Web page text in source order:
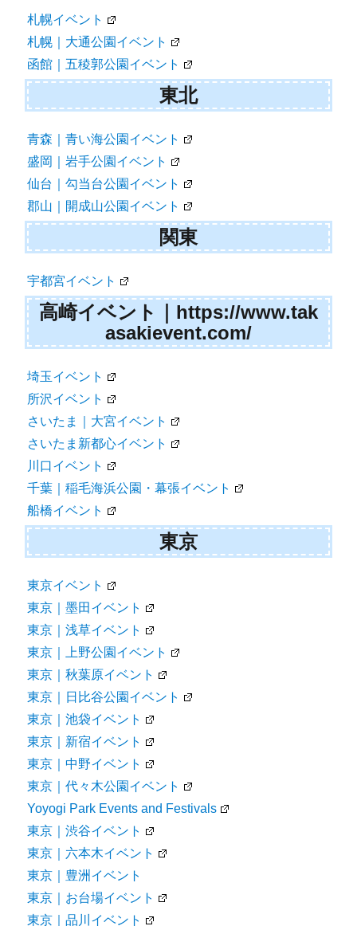
札幌イベント
札幌｜大通公園イベント
函館｜五稜郭公園イベント
東北
青森｜青い海公園イベント
盛岡｜岩手公園イベント
仙台｜勾当台公園イベント
郡山｜開成山公園イベント
関東
宇都宮イベント
高崎イベント｜https://www.tak
asakievent.com/
埼玉イベント
所沢イベント
さいたま｜大宮イベント
さいたま新都心イベント
川口イベント
千葉｜稲毛海浜公園・幕張イベント
船橋イベント
東京
東京イベント
東京｜墨田イベント
東京｜浅草イベント
東京｜上野公園イベント
東京｜秋葉原イベント
東京｜日比谷公園イベント
東京｜池袋イベント
東京｜新宿イベント
東京｜中野イベント
東京｜代々木公園イベント
Yoyogi Park Events and Festivals
東京｜渋谷イベント
東京｜六本木イベント
東京｜豊洲イベント
東京｜お台場イベント
東京｜品川イベント